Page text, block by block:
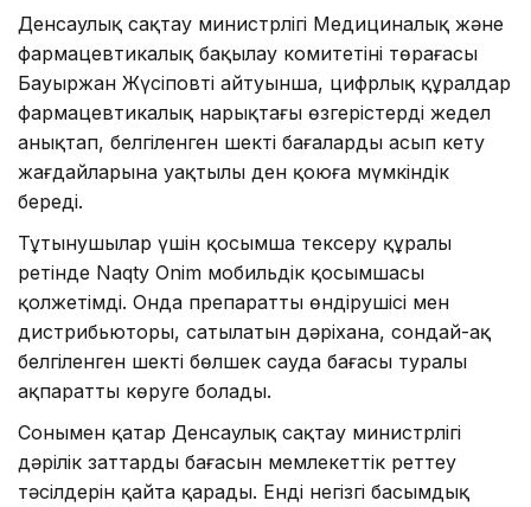
Денсаулық сақтау министрлігі Медициналық және
фармацевтикалық бақылау комитетінің төрағасы
Бауыржан Жүсіповтің айтуынша, цифрлық құралдар
фармацевтикалық нарықтағы өзгерістерді жедел
анықтап, белгіленген шекті бағалардың асып кету
жағдайларына уақтылы ден қоюға мүмкіндік
береді.
Тұтынушылар үшін қосымша тексеру құралы
ретінде Naqty Onim мобильдік қосымшасы
қолжетімді. Онда препараттың өндірушісі мен
дистрибьюторы, сатылатын дәріхана, сондай-ақ
белгіленген шекті бөлшек сауда бағасы туралы
ақпаратты көруге болады.
Сонымен қатар Денсаулық сақтау министрлігі
дәрілік заттардың бағасын мемлекеттік реттеу
тәсілдерін қайта қарады. Енді негізгі басымдық